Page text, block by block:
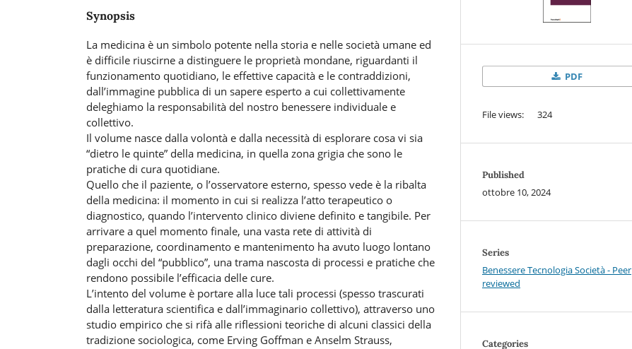
Synopsis
La medicina è un simbolo potente nella storia e nelle società umane ed
è difficile riuscirne a distinguere le proprietà mondane, riguardanti il
funzionamento quotidiano, le effettive capacità e le contraddizioni,
dall’immagine pubblica di un sapere esperto a cui collettivamente
deleghiamo la responsabilità del nostro benessere individuale e
collettivo.
Il volume nasce dalla volontà e dalla necessità di esplorare cosa vi sia
“dietro le quinte” della medicina, in quella zona grigia che sono le
pratiche di cura quotidiane.
Quello che il paziente, o l’osservatore esterno, spesso vede è la ribalta
della medicina: il momento in cui si realizza l’atto terapeutico o
diagnostico, quando l’intervento clinico diviene definito e tangibile. Per
arrivare a quel momento finale, una vasta rete di attività di
preparazione, coordinamento e mantenimento ha avuto luogo lontano
dagli occhi del “pubblico”, una trama nascosta di processi e pratiche che
rendono possibile l’efficacia delle cure.
L’intento del volume è portare alla luce tali processi (spesso trascurati
dalla letteratura scientifica e dall’immaginario collettivo), attraverso uno
studio empirico che si rifà alle riflessioni teoriche di alcuni classici della
tradizione sociologica, come Erving Goffman e Anselm Strauss,
PDF
File views: 324
Published
ottobre 10, 2024
Series
Benessere Tecnologia Società - Peer
reviewed
Categories